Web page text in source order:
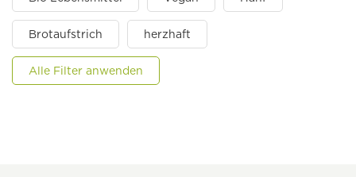
Brotaufstrich herzhaft
Alle Filter anwenden